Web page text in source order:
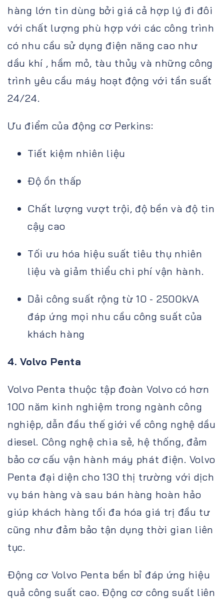
hàng lớn tin dùng bởi giá cả hợp lý đi đôi
với chất lượng phù hợp với các công trình
có nhu cầu sử dụng điện năng cao như
dầu khí , hầm mỏ, tàu thủy và những công
trình yêu cầu máy hoạt động với tần suất
24/24.
Ưu điểm của động cơ Perkins:
Tiết kiệm nhiên liệu
Độ ồn thấp
Chất lượng vượt trội, độ bền và độ tin
cậy cao
Tối ưu hóa hiệu suất tiêu thụ nhiên
liệu và giảm thiểu chi phí vận hành.
Dải công suất rộng từ 10 - 2500kVA
đáp ứng mọi nhu cầu công suất của
khách hàng
4. Volvo Penta
Volvo Penta thuộc tập đoàn Volvo có hơn
100 năm kinh nghiệm trong ngành công
nghiệp, dẫn đầu thế giới về công nghệ dầu
diesel. Công nghệ chia sẻ, hệ thống, đảm
bảo cơ cấu vận hành máy phát điện. Volvo
Penta đại diện cho 130 thị trường với dịch
vụ bán hàng và sau bán hàng hoàn hảo
giúp khách hàng tối đa hóa giá trị đầu tư
cũng như đảm bảo tận dụng thời gian liên
tục.
Động cơ Volvo Penta bền bỉ đáp ứng hiệu
quả công suất cao. Động cơ công suất liên